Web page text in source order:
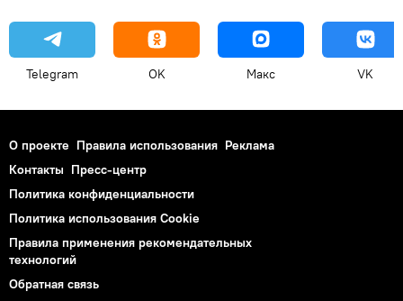
Telegram OK Макс VK
О проекте Правила использования Реклама
Контакты Пресс-центр
Политика конфиденциальности
Политика использования Cookie
Правила применения рекомендательных
технологий
Обратная связь